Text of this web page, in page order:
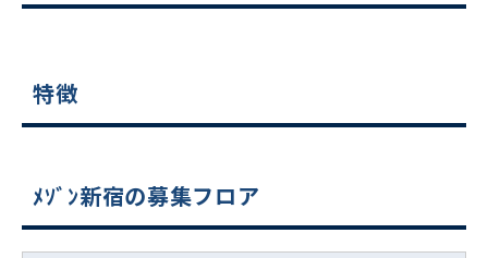
特徴
ﾒｿﾞﾝ新宿の募集フロア